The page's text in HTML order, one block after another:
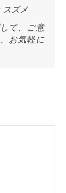
スズメ
て、ご意
お気軽に